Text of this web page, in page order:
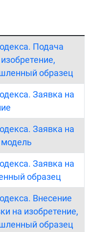
Подача
образец
Заявка на
Заявка на
Заявка на
образец
Внесение
на изобретение,
образец